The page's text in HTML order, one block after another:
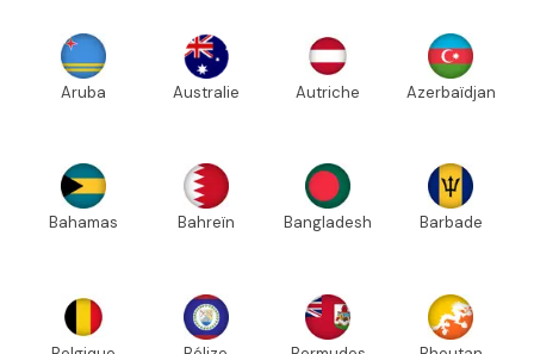
Aruba Australie Autriche Azerbaïdjan
Bahamas Bahreïn Bangladesh Barbade